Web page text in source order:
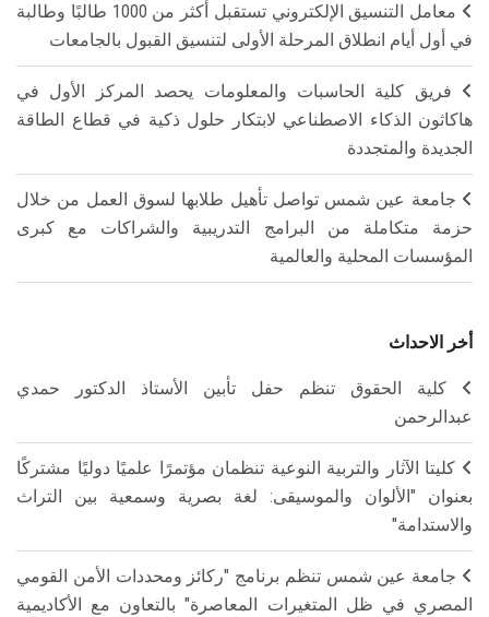
معامل التنسيق الإلكتروني تستقبل أكثر من 1000 طالبًا وطالبة
في أول أيام انطلاق المرحلة الأولى لتنسيق القبول بالجامعات
فريق كلية الحاسبات والمعلومات يحصد المركز الأول في
هاكاثون الذكاء الاصطناعي لابتكار حلول ذكية في قطاع الطاقة
الجديدة والمتجددة
جامعة عين شمس تواصل تأهيل طلابها لسوق العمل من خلال
حزمة متكاملة من البرامج التدريبية والشراكات مع كبرى
المؤسسات المحلية والعالمية
أخر الاحداث
كلية الحقوق تنظم حفل تأبين الأستاذ الدكتور حمدي
عبدالرحمن
كليتا الآثار والتربية النوعية تنظمان مؤتمرًا علميًا دوليًا مشتركًا
بعنوان "الألوان والموسيقى: لغة بصرية وسمعية بين التراث
والاستدامة"
جامعة عين شمس تنظم برنامج "ركائز ومحددات الأمن القومي
المصري في ظل المتغيرات المعاصرة" بالتعاون مع الأكاديمية